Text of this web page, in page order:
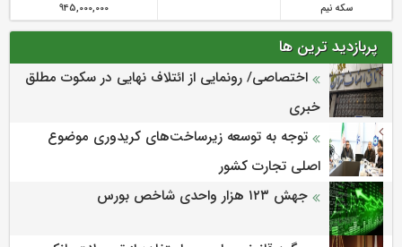
سکه نیم
945,000,000
پربازدید ترین ها
اختصاصی/ رونمایی از ائتلاف‌ نهایی در سکوت مطلق
خبری
توجه به توسعه زیرساخت‌های کریدوری موضوع
اصلی تجارت کشور
جهش ۱۲۳ هزار واحدی شاخص بورس